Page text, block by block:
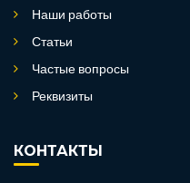
Наши работы
Статьи
Частые вопросы
Реквизиты
КОНТАКТЫ